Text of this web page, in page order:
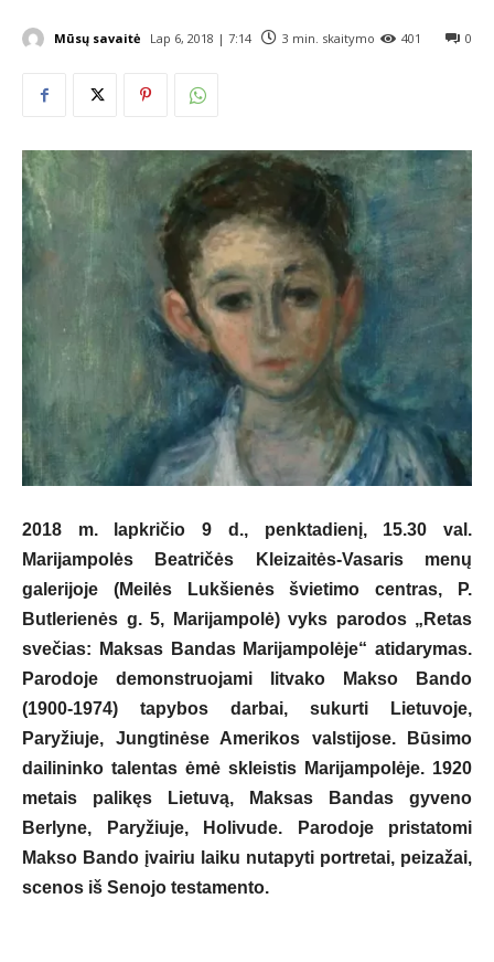
Mūsų savaitė Lap 6, 2018 | 7:14 3 min. skaitymo 0
401
2018 m. lapkričio 9 d., penktadienį, 15.30 val.
Marijampolės Beatričės Kleizaitės-Vasaris menų
galerijoje (Meilės Lukšienės švietimo centras, P.
Butlerienės g. 5, Marijampolė) vyks parodos „Retas
svečias: Maksas Bandas Marijampolėje“ atidarymas.
Parodoje demonstruojami litvako Makso Bando
(1900-1974) tapybos darbai, sukurti Lietuvoje,
Paryžiuje, Jungtinėse Amerikos valstijose. Būsimo
dailininko talentas ėmė skleistis Marijampolėje. 1920
metais palikęs Lietuvą, Maksas Bandas gyveno
Berlyne, Paryžiuje, Holivude. Parodoje pristatomi
Makso Bando įvairiu laiku nutapyti portretai, peizažai,
scenos iš Senojo testamento.